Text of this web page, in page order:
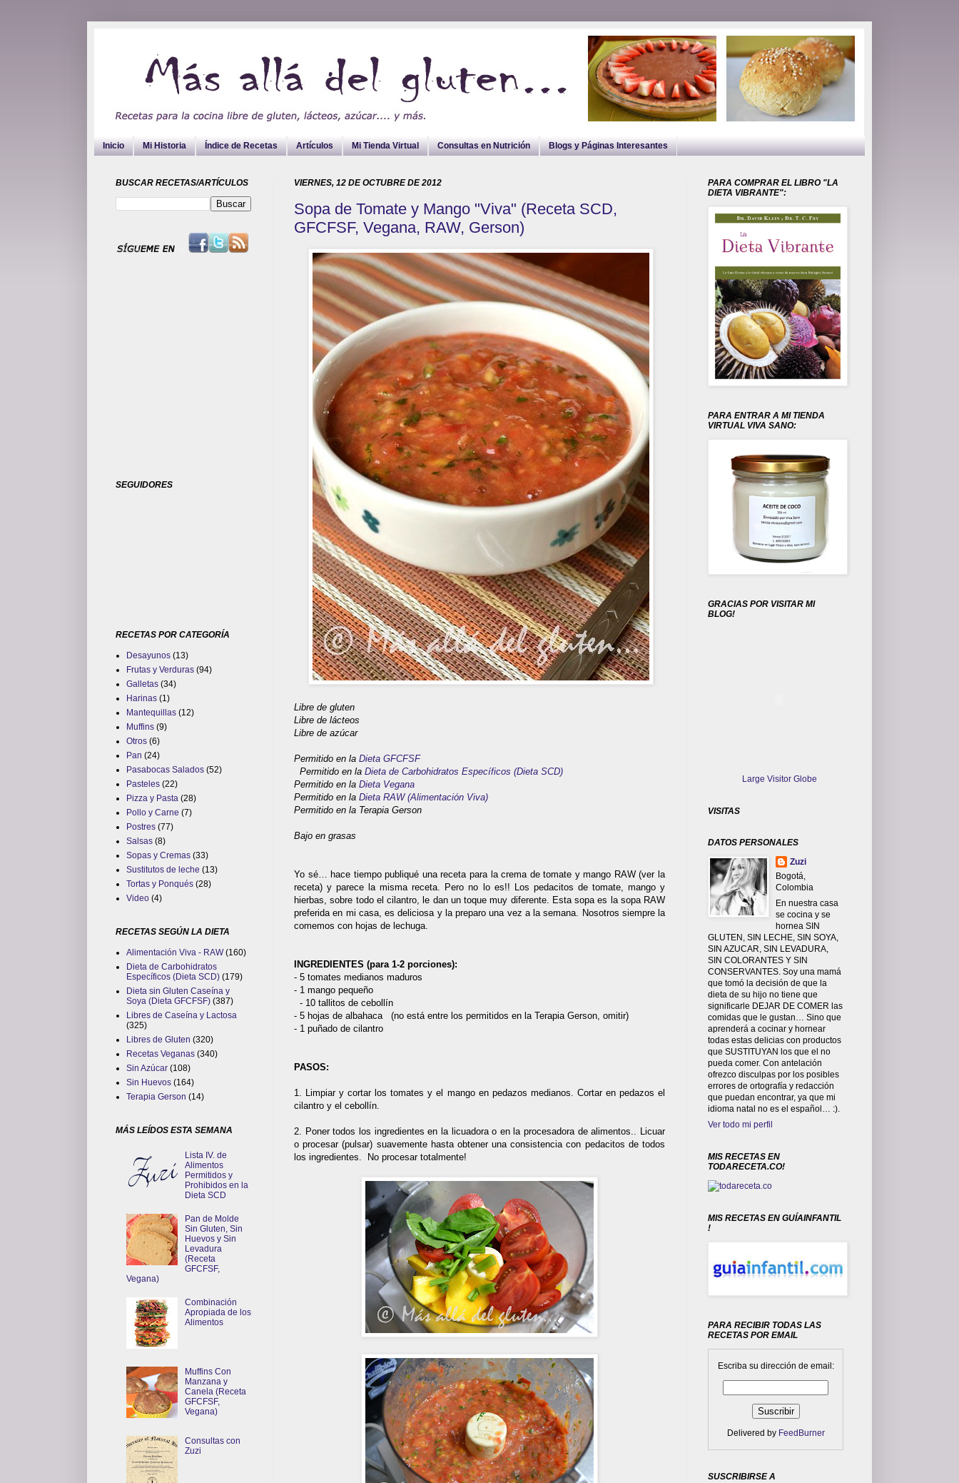
Inicio Mi Historia Índice de Recetas Artículos Mi Tienda Virtual Consultas en Nutrición Blogs y Páginas Interesantes
VIERNES, 12 DE OCTUBRE DE 2012
Sopa de Tomate y Mango "Viva" (Receta SCD,
GFCFSF, Vegana, RAW, Gerson)
Libre de gluten
Libre de lácteos
Libre de azúcar
Permitido en la Dieta GFCFSF
Permitido en la Dieta de Carbohidratos Específicos (Dieta SCD)
Permitido en la Dieta Vegana
Permitido en la Dieta RAW (Alimentación Viva)
Permitido en la Terapia Gerson
Bajo en grasas
Yo sé… hace tiempo publiqué una receta para la crema de tomate y mango RAW (ver la
receta) y parece la misma receta. Pero no lo es!! Los pedacitos de tomate, mango y
hierbas, sobre todo el cilantro, le dan un toque muy diferente. Esta sopa es la sopa RAW
preferida en mi casa, es deliciosa y la preparo una vez a la semana. Nosotros siempre la
comemos con hojas de lechuga.
INGREDIENTES (para 1-2 porciones):
- 5 tomates medianos maduros
- 1 mango pequeño
- 10 tallitos de cebollín
- 5 hojas de albahaca (no está entre los permitidos en la Terapia Gerson, omitir)
- 1 puñado de cilantro
PASOS:
1. Limpiar y cortar los tomates y el mango en pedazos medianos. Cortar en pedazos el
cilantro y el cebollín.
2. Poner todos los ingredientes en la licuadora o en la procesadora de alimentos.. Licuar
o procesar (pulsar) suavemente hasta obtener una consistencia con pedacitos de todos
los ingredientes. No procesar totalmente!
BUSCAR RECETAS/ARTÍCULOS
SEGUIDORES
RECETAS POR CATEGORÍA
Desayunos (13)
Frutas y Verduras (94)
Galletas (34)
Harinas (1)
Mantequillas (12)
Muffins (9)
Otros (6)
Pan (24)
Pasabocas Salados (52)
Pasteles (22)
Pizza y Pasta (28)
Pollo y Carne (7)
Postres (77)
Salsas (8)
Sopas y Cremas (33)
Sustitutos de leche (13)
Tortas y Ponqués (28)
Video (4)
RECETAS SEGÚN LA DIETA
Alimentación Viva - RAW (160)
Dieta de Carbohidratos
Específicos (Dieta SCD) (179)
Dieta sin Gluten Caseína y
Soya (Dieta GFCFSF) (387)
Libres de Caseína y Lactosa
(325)
Libres de Gluten (320)
Recetas Veganas (340)
Sin Azúcar (108)
Sin Huevos (164)
Terapia Gerson (14)
MÁS LEÍDOS ESTA SEMANA
Lista IV. de
Alimentos
Permitidos y
Prohibidos en la
Dieta SCD
Pan de Molde
Sin Gluten, Sin
Huevos y Sin
Levadura
(Receta
GFCFSF,
Vegana)
Combinación
Apropiada de los
Alimentos
Muffins Con
Manzana y
Canela (Receta
GFCFSF,
Vegana)
Consultas con
Zuzi
PARA COMPRAR EL LIBRO "LA
DIETA VIBRANTE":
PARA ENTRAR A MI TIENDA
VIRTUAL VIVA SANO:
GRACIAS POR VISITAR MI
BLOG!
Large Visitor Globe
VISITAS
DATOS PERSONALES
Zuzi
Bogotá,
Colombia
En nuestra casa
se cocina y se
hornea SIN
GLUTEN, SIN LECHE, SIN SOYA,
SIN AZUCAR, SIN LEVADURA,
SIN COLORANTES Y SIN
CONSERVANTES. Soy una mamá
que tomó la decisión de que la
dieta de su hijo no tiene que
significarle DEJAR DE COMER las
comidas que le gustan… Sino que
aprenderá a cocinar y hornear
todas estas delicias con productos
que SUSTITUYAN los que el no
pueda comer. Con antelación
ofrezco disculpas por los posibles
errores de ortografía y redacción
que puedan encontrar, ya que mi
idioma natal no es el español… :).
Ver todo mi perfil
MIS RECETAS EN
TODARECETA.CO!
MIS RECETAS EN GUÍAINFANTIL
!
PARA RECIBIR TODAS LAS
RECETAS POR EMAIL
Escriba su dirección de email:
Delivered by FeedBurner
SUSCRIBIRSE A